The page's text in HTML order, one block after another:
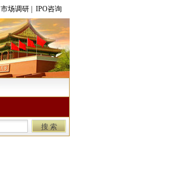
市场调研 IPO咨询